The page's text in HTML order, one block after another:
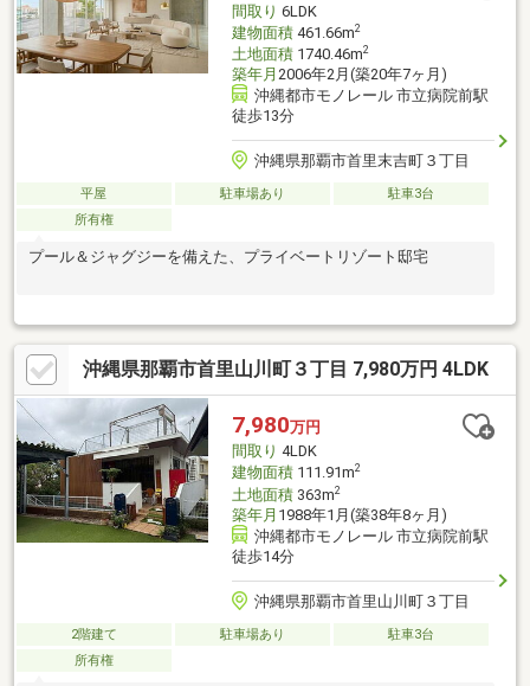
間取り 6LDK
建物面積461.66m2
土地面積1740.46m2
築年月 2006年2月(築20年7ヶ月)
沖縄都市モノレール 市立病院前駅
徒歩13分
沖縄県那覇市首里末吉町３丁目
平屋 駐車場あり
駐車3台
所有権
プール＆ジャグジーを備えた、プライベートリゾート邸宅
沖縄県那覇市首里山川町３丁目 7,980万円 4LDK
7,980万円
間取り 4LDK
建物面積111.91m2
土地面積363m2
築年月 1988年1月(築38年8ヶ月)
沖縄都市モノレール 市立病院前駅
徒歩14分
沖縄県那覇市首里山川町３丁目
2階建て 駐車場あり
駐車3台
所有権